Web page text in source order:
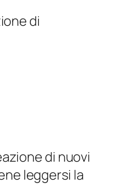
di
di nuovi
leggersi la